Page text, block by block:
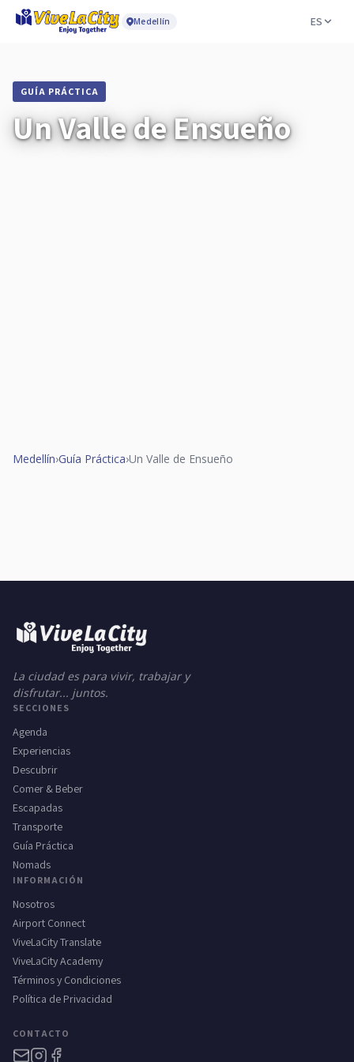
Medellín ES
GUÍA PRÁCTICA
Un Valle de Ensueño
Medellín›Guía Práctica›Un Valle de Ensueño
La ciudad es para vivir, trabajar y
disfrutar... juntos.
SECCIONES
Agenda
Experiencias
Descubrir
Comer & Beber
Escapadas
Transporte
Guía Práctica
Nomads
INFORMACIÓN
Nosotros
Airport Connect
ViveLaCity Translate
ViveLaCity Academy
Términos y Condiciones
Política de Privacidad
CONTACTO